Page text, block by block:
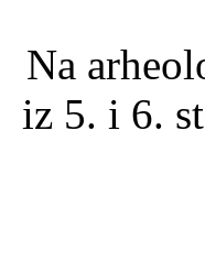
Na
iz 5. i 6.